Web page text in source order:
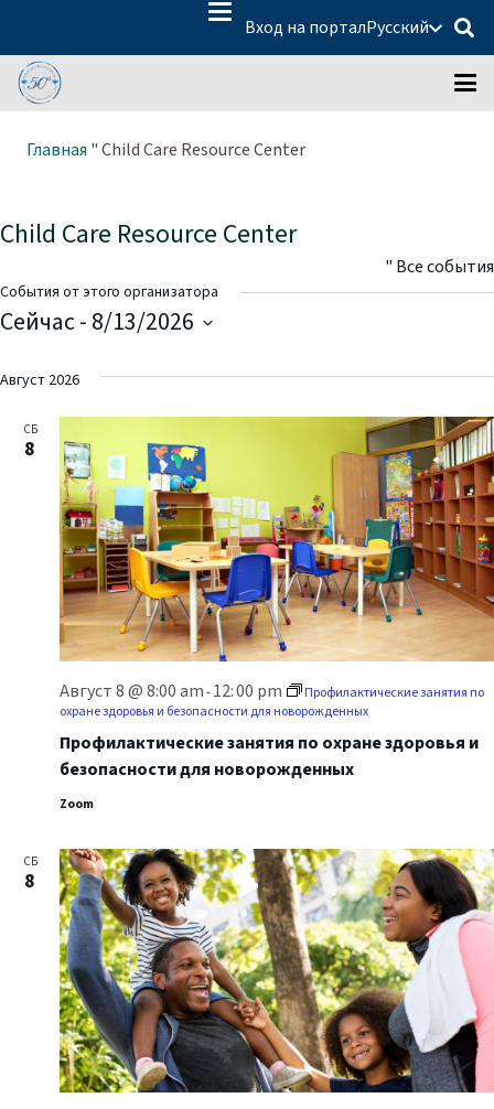
Вход на порталРусский
Главная "Child Care Resource Center
Child Care Resource Center
" Все события
События от этого организатора
Сейчас - 8/13/2026
дату.
Август 2026
СБ
8
Профилактические занятия по охране здоровья и
безопасности для новорожденных
Август 8 @ 8:00 am-12:00 pm
Профилактические занятия по
охране здоровья и безопасности для новорожденных
Zoom
СБ
8